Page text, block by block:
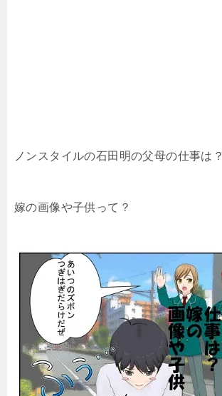
ノンスタイルの石田明の父母の仕事は？
嫁の画像や子供って？